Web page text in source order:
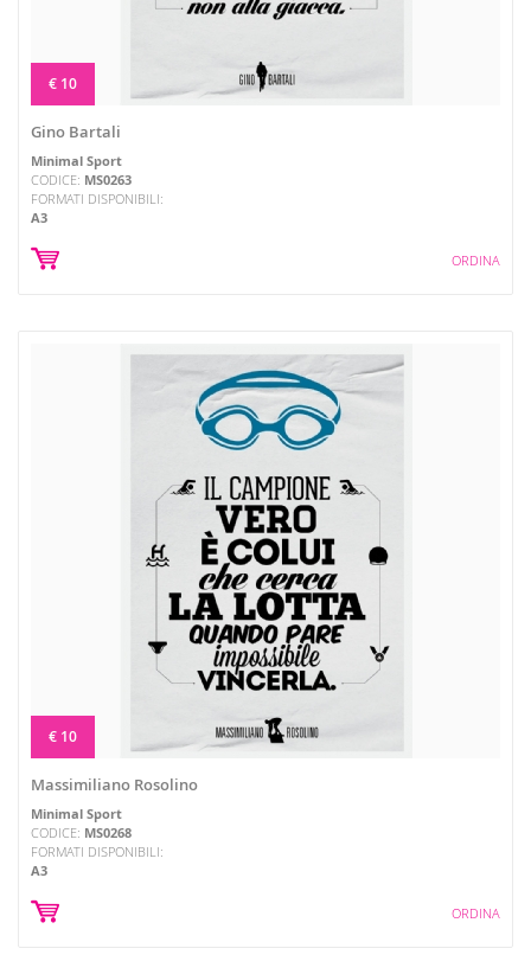
€ 10
Gino Bartali
Minimal Sport
CODICE: MS0263
FORMATI DISPONIBILI:
A3
ORDINA
€ 10
Massimiliano Rosolino
Minimal Sport
CODICE: MS0268
FORMATI DISPONIBILI:
A3
ORDINA